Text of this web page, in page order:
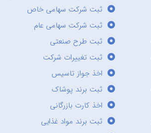
ثبت شرکت سهامی خاص
ثبت شرکت سهامی عام
ثبت طرح صنعتی
ثبت تغییرات شرکت
اخذ جواز تاسیس
ثبت برند پوشاک
اخذ کارت بازرگانی
ثبت برند مواد غذایی